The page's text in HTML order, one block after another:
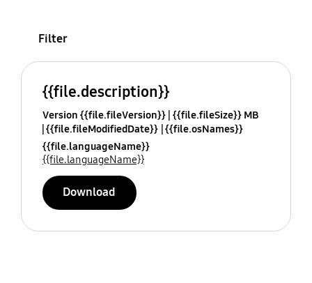
Filter
{{file.description}}
Version {{file.fileVersion}} {{file.fileSize}} MB
{{file.fileModifiedDate}} {{file.osNames}}
{{file.languageName}}
{{file.languageName}}
Download